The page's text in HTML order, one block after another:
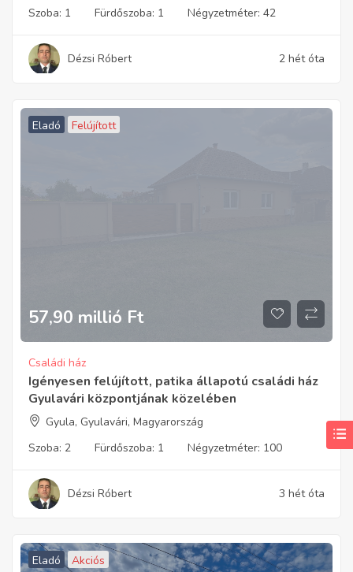
Szoba: 1 Fürdőszoba: 1 Négyzetméter: 42
Dézsi Róbert 2 hét óta
Eladó Felújított
57,90 millió Ft
Családi ház
Igényesen felújított, patika állapotú családi ház
Gyulavári központjának közelében
Gyula, Gyulavári, Magyarország
Szoba: 2 Fürdőszoba: 1 Négyzetméter: 100
Dézsi Róbert 3 hét óta
Eladó Akciós